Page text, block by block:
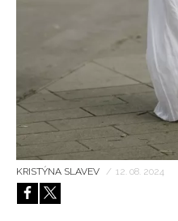
KRISTÝNA SLAVEV / 12. 08. 2024